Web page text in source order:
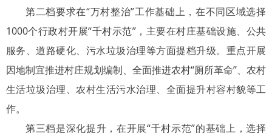
第二档要求在“万村整治”工作基础上，在不同区域选择
1000个行政村开展“千村示范”，主要在村庄基础设施、公共
服务、道路硬化、污水垃圾治理等方面提档升级。重点开展
因地制宜推进村庄规划编制、全面推进农村“厕所革命”、农村
生活垃圾治理、农村生活污水治理、全面提升村容村貌等工
作。
第三档是深化提升，在开展“千村示范”的基础上，选择